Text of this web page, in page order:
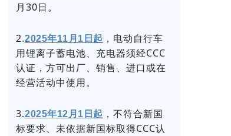
月30日。
2.2025年11月1日起 ，电动自行车
用锂离子蓄电池、充电器须经CCC
认证，方可出厂、销售、进口或在
经营活动中使用。
3.2025年12月1日起 ，不符合新国
标要求、未依据新国标取得CCC认